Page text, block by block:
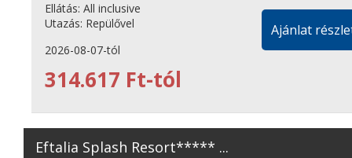
Ellátás: All inclusive
Utazás: Repülővel
2026-08-07-tól
314.617 Ft-tól
Ajánlat
Eftalia Splash Resort***** ...